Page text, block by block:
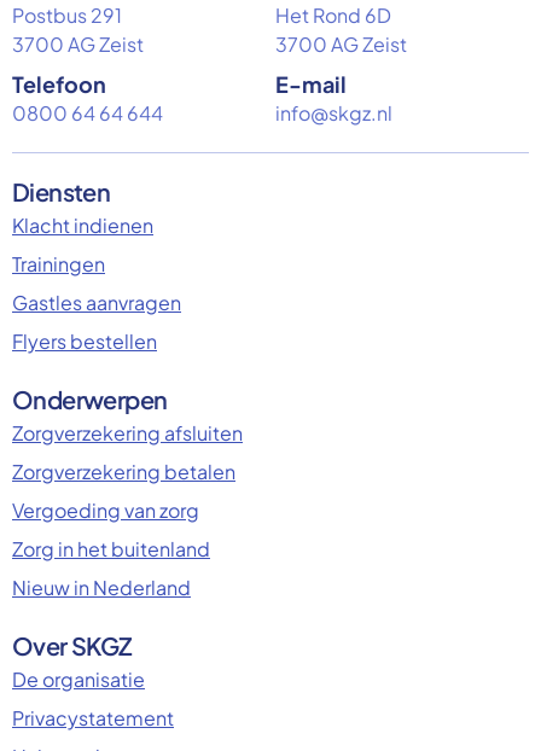
Postbus 291
3700 AG Zeist
Het Rond 6D
3700 AG Zeist
Telefoon
0800 64 64 644
E-mail
info@skgz.nl
Diensten
Klacht indienen
Trainingen
Gastles aanvragen
Flyers bestellen
Onderwerpen
Zorgverzekering afsluiten
Zorgverzekering betalen
Vergoeding van zorg
Zorg in het buitenland
Nieuw in Nederland
Over SKGZ
De organisatie
Privacystatement